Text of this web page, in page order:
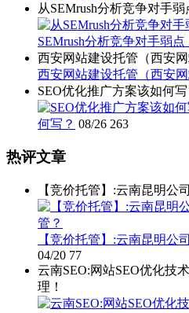
从SEMrush分析竞争对手
SEMrush分析竞争对手弱
西安网站建设托管（西安网
西安网站建设托管（西安网
SEO优化推广方案该如何写
何写？ 08/26 263
热评文章
【竞价托管】:云南昆明公
【竞价托管】:云南昆明公
04/20 77
云南SEO:网站SEO优化技
理！